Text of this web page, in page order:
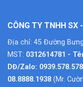
CÔNG TY TNHH SX
Địa chỉ: 45 Đường Bưng
MST: 0312614781 -
DĐ/Zalo:
08.8888.1938 (Mr.